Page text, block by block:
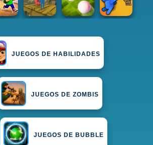
JUEGOS DE HABILIDADES
JUEGOS DE ZOMBIS
JUEGOS DE BUBBLE